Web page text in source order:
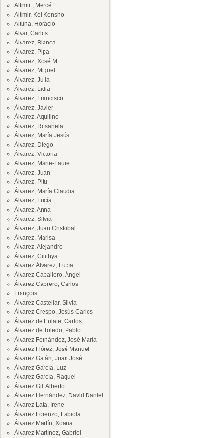
Altimir , Mercé
Altimir, Kei Kensho
Altuna, Horacio
Alvar, Carlos
Álvarez, Blanca
Álvarez, Pipa
Álvarez, Xosé M.
Álvarez, Miguel
Álvarez, Julia
Álvarez, Lidia
Álvarez, Francisco
Álvarez, Javier
Álvarez, Aquilino
Álvarez, Rosanela
Álvarez, María Jesús
Álvarez, Diego
Álvarez, Victoria
Alvarez, Marie-Laure
Álvarez, Juan
Álvarez, Pitu
Álvarez, María Claudia
Álvarez, Lucía
Álvarez, Anna
Álvarez, Silvia
Álvarez, Juan Cristóbal
Álvarez, Marisa
Álvarez, Alejandro
Álvarez, Cinthya
Álvarez Álvarez, Lucía
Álvarez Caballero, Ángel
Álvarez Cabrero, Carlos
François
Álvarez Castellar, Silvia
Álvarez Crespo, Jesús Carlos
Álvarez de Eulate, Carlos
Álvarez de Toledo, Pablo
Álvarez Fernández, José María
Álvarez Flórez, José Manuel
Álvarez Galán, Juan José
Álvarez García, Luz
Álvarez García, Raquel
Álvarez Gil, Alberto
Álvarez Hernández, David Daniel
Álvarez Lata, Irene
Álvarez Lorenzo, Fabiola
Álvarez Martín, Xoana
Álvarez Martínez, Gabriel